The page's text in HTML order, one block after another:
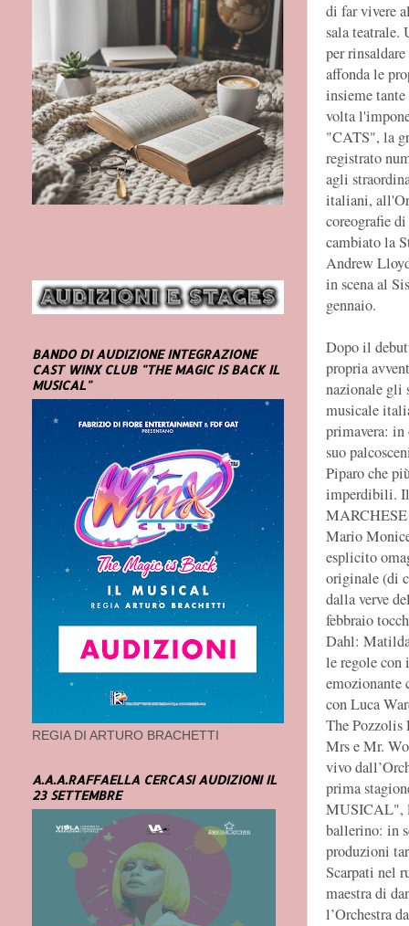
di far vivere
sala teatrale.
per
affonda le
insieme
volta
"CATS", la
registrato
agli
italiani,
coreografie
cambiato la
Andrew
in scena al
gennaio.
Dopo il
propria
nazionale gli
musicale
primavera: in
suo
Piparo che
imperdibili. Il
Mario
esplicito
originale (di
dalla verve
febbraio
Dahl:
le regole
emozionante
con Luca
The
Mrs e Mr.
vivo
prima
MUSICAL",
ballerino: in
produzioni
Scarpati nel
maestra di
l’Orchestra
BANDO DI AUDIZIONE INTEGRAZIONE
CAST WINX CLUB "THE MAGIC IS BACK IL
MUSICAL"
REGIA DI ARTURO BRACHETTI
A.A.A.RAFFAELLA CERCASI AUDIZIONI IL
23 SETTEMBRE